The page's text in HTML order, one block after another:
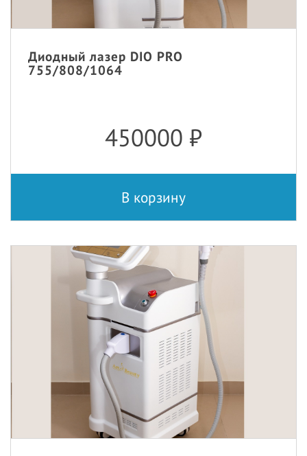
Диодный лазер DIO PRO
755/808/1064
450000 ₽
В корзину